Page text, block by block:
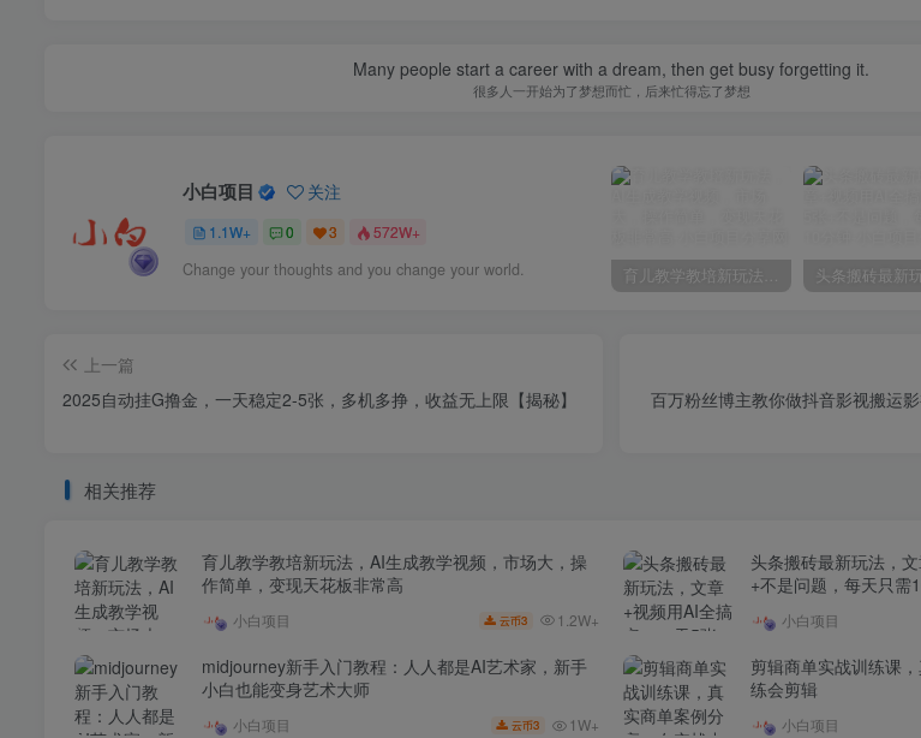
Many people start a career with a dream, then get busy forgetting it.
很多人一开始为了梦想而忙，后来忙得忘了梦想
小白项目 关注
1.1W+ 0 3 572W+
Change your thoughts and you change your world. 育儿教学教培新玩法，AI生成教学视频，市场大，操作简单，变现天花板非常高
上一篇
2025自动挂G撸金，一天稳定2-5张，多机多挣，收益无上限【揭秘】
百万粉丝博主教你做抖音影视搬运
相关推荐
育儿教学教培新玩法，AI生成教学视频，市场大，操
作简单，变现天花板非常高
小白项目 云币3 1.2W+
头条搬砖最新玩法，
+不是问题，每天只需
小白项目
midjourney新手入门教程：人人都是AI艺术家，新手
小白也能变身艺术大师
小白项目 云币3 1W+
剪辑商单实战训练课
练会剪辑
小白项目